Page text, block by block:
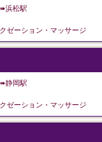
浜松駅
ゼーション・マッサージ
静岡駅
ゼーション・マッサージ